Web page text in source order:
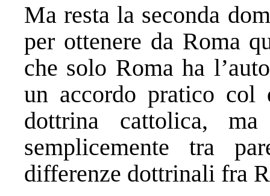
Ma resta la seconda
per ottenere da Roma
che solo Roma ha
un accordo pratico col
dottrina cattolica,
semplicemente tra
differenze dottrinali fra